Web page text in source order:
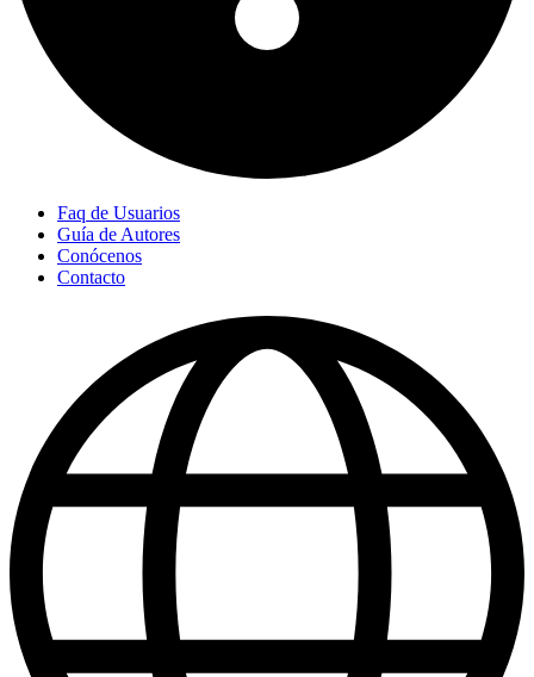
Faq de Usuarios
Guía de Autores
Conócenos
Contacto